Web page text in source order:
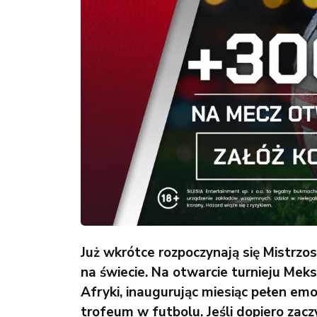
Już wkrótce rozpoczynają się
na świecie. Na otwarcie turnieju
Afryki, inaugurując miesiąc pełen
trofeum w futbolu. Jeśli dopiero